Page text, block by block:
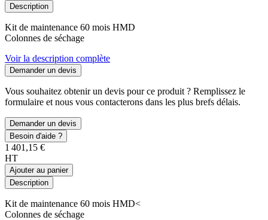
Description
Kit de maintenance 60 mois HMD
Colonnes de séchage
Voir la description complète
Demander un devis
Vous souhaitez obtenir un devis pour ce produit ? Remplissez le
formulaire et nous vous contacterons dans les plus brefs délais.
Demander un devis
Besoin d'aide ?
1 401,15 €
HT
Ajouter au panier
Description
Kit de maintenance 60 mois HMD<
Colonnes de séchage